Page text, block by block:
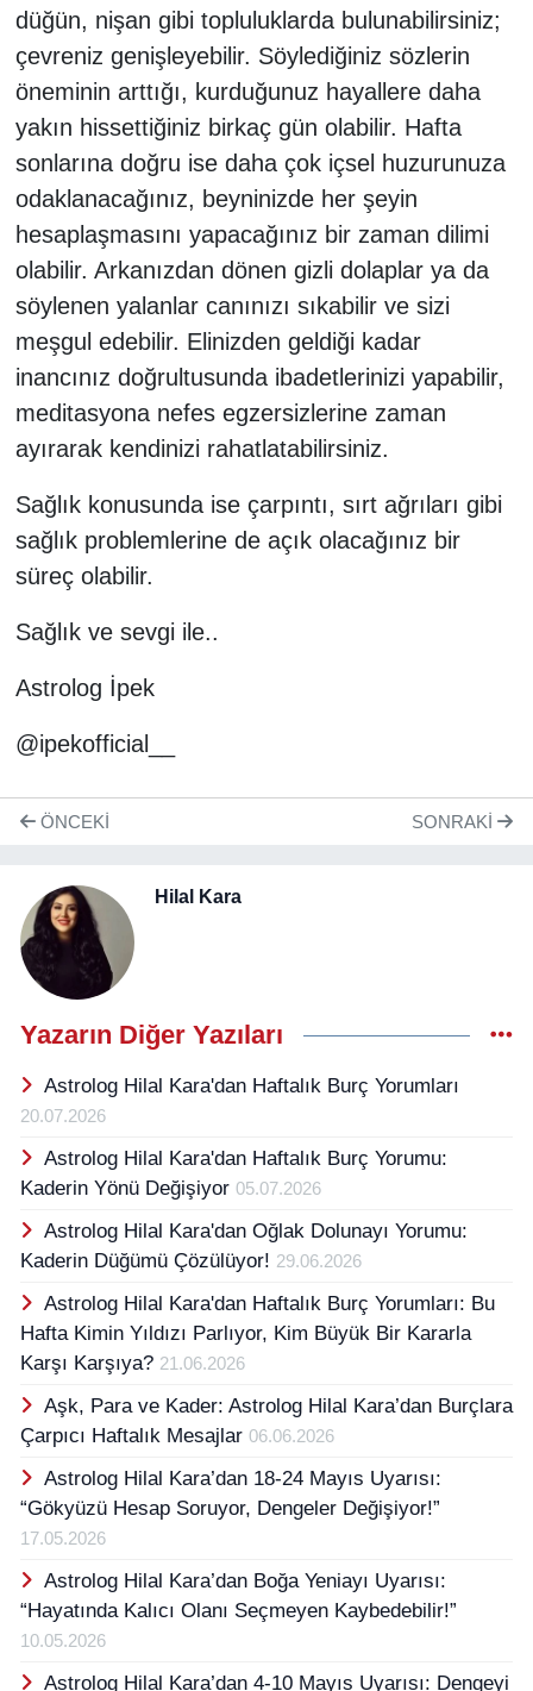
düğün, nişan gibi topluluklarda bulunabilirsiniz;
çevreniz genişleyebilir. Söylediğiniz sözlerin
öneminin arttığı, kurduğunuz hayallere daha
yakın hissettiğiniz birkaç gün olabilir. Hafta
sonlarına doğru ise daha çok içsel huzurunuza
odaklanacağınız, beyninizde her şeyin
hesaplaşmasını yapacağınız bir zaman dilimi
olabilir. Arkanızdan dönen gizli dolaplar ya da
söylenen yalanlar canınızı sıkabilir ve sizi
meşgul edebilir. Elinizden geldiği kadar
inancınız doğrultusunda ibadetlerinizi yapabilir,
meditasyona nefes egzersizlerine zaman
ayırarak kendinizi rahatlatabilirsiniz.
Sağlık konusunda ise çarpıntı, sırt ağrıları gibi
sağlık problemlerine de açık olacağınız bir
süreç olabilir.
Sağlık ve sevgi ile..
Astrolog İpek
@ipekofficial__
ÖNCEKI SONRAKI
Hilal Kara
Yazarın Diğer Yazıları
Astrolog Hilal Kara'dan Haftalık Burç Yorumları
20.07.2026
Astrolog Hilal Kara'dan Haftalık Burç Yorumu:
Kaderin Yönü Değişiyor 05.07.2026
Astrolog Hilal Kara'dan Oğlak Dolunayı Yorumu:
Kaderin Düğümü Çözülüyor! 29.06.2026
Astrolog Hilal Kara'dan Haftalık Burç Yorumları: Bu
Hafta Kimin Yıldızı Parlıyor, Kim Büyük Bir Kararla
Karşı Karşıya? 21.06.2026
Aşk, Para ve Kader: Astrolog Hilal Kara’dan Burçlara
Çarpıcı Haftalık Mesajlar 06.06.2026
Astrolog Hilal Kara’dan 18-24 Mayıs Uyarısı:
“Gökyüzü Hesap Soruyor, Dengeler Değişiyor!”
17.05.2026
Astrolog Hilal Kara’dan Boğa Yeniayı Uyarısı:
“Hayatında Kalıcı Olanı Seçmeyen Kaybedebilir!”
10.05.2026
Astrolog Hilal Kara’dan 4-10 Mayıs Uyarısı: Dengeyi